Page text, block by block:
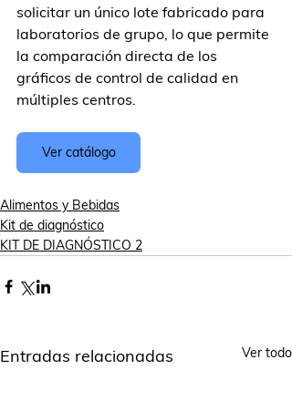
solicitar un único lote fabricado para
laboratorios de grupo, lo que permite
la comparación directa de los
gráficos de control de calidad en
múltiples centros.
Ver catálogo
Alimentos y Bebidas
Kit de diagnóstico
KIT DE DIAGNÓSTICO 2
Entradas relacionadas Ver todo